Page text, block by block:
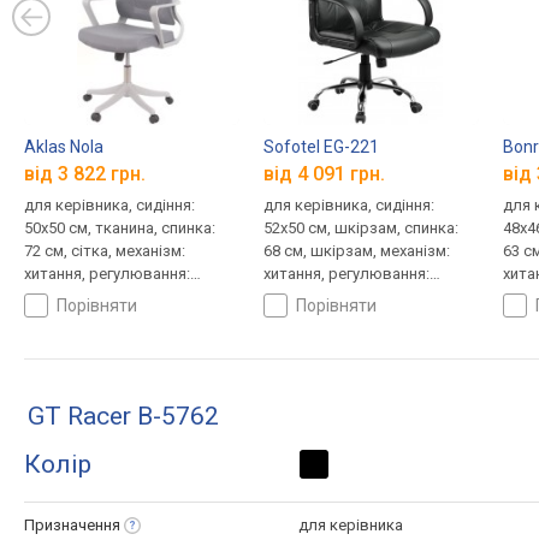
Aklas Nola
від 3 822 грн.
для керівника, сидіння:
50x50 см, тканина, спинка:
72 см, сітка, механізм:
хитання, регулювання:
висоти, жорсткості
порівняти
Sofotel EG-221
від 4 091 грн.
для керівника, сидіння:
52x50 см, шкірзам, спинка:
68 см, шкірзам, механізм:
хитання, регулювання:
висоти, жорсткості
порівняти
від
для
63
GT Racer B-5762
Колір
Призначення
для керівника